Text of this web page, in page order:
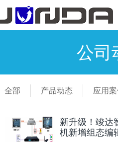
公司
全部 产品动态 应用
新升级！竣达
机新增组态编